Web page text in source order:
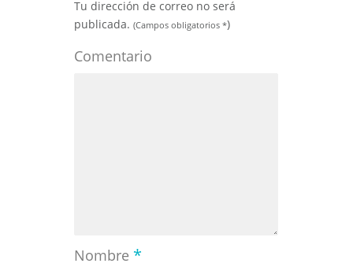
Tu dirección de correo no será
publicada. (Campos obligatorios *)
Comentario
Nombre *